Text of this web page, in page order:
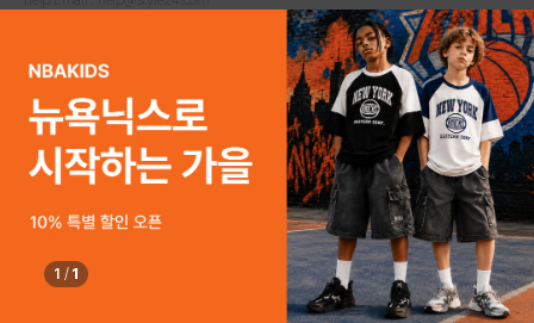
고객센터 1544-5336(평일 09:00~ 18:00 토/일/공휴일 휴무)
COPYRIGHTⓒ2021 STYLE24 ALL RIGHTS RESERVED.
1 / 1